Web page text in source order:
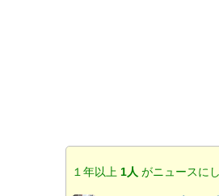
１年以上 1人がニュースに